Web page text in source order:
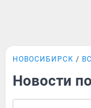
НОВОСИБИРСК
Новости